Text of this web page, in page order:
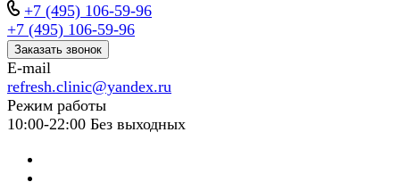
+7 (495) 106-59-96
+7 (495) 106-59-96
Заказать звонок
E-mail
refresh.clinic@yandex.ru
Режим работы
10:00-22:00 Без выходных